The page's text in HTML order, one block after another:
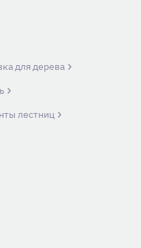
для дерева
лестниц